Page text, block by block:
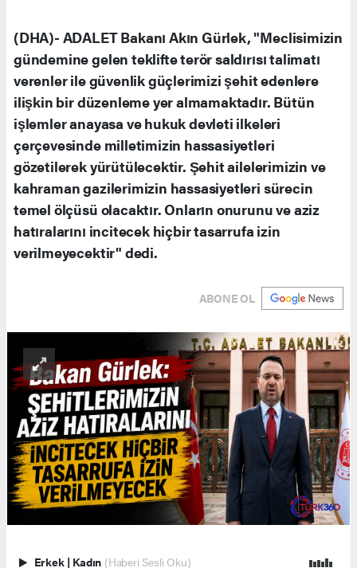
(DHA)- ADALET Bakanı Akın Gürlek, "Meclisimizin
gündemine gelen teklifte terör saldırısı talimatı
verenler ile güvenlik güçlerimizi şehit edenlere
ilişkin bir düzenleme yer almamaktadır. Bütün
işlemler anayasa ve hukuk devleti ilkeleri
çerçevesinde milletimizin hassasiyetleri
gözetilerek yürütülecektir. Şehit ailelerimizin ve
kahraman gazilerimizin hassasiyetleri sürecin
temel ölçüsü olacaktır. Onların onurunu ve aziz
hatıralarını incitecek hiçbir tasarrufa izin
verilmeyecektir" dedi.
ABONE OL
Erkek | Kadın (Haberi Sesli Oku)